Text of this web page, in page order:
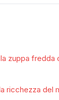
zuppa fredda
ricchezza del